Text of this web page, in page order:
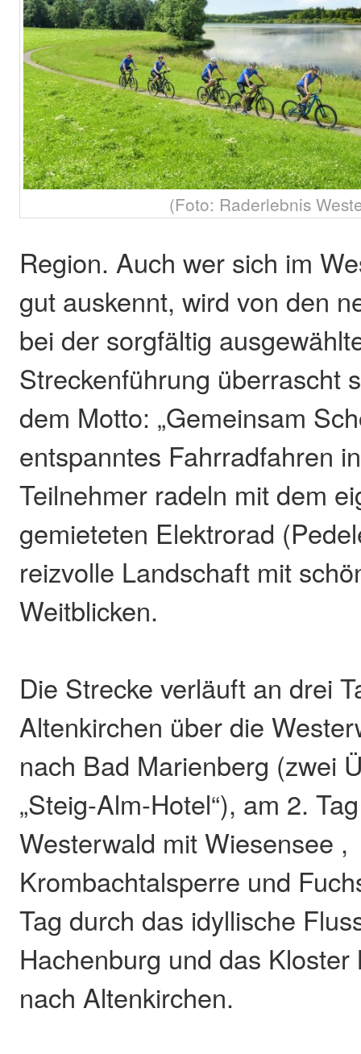
(Foto: Raderlebnis
Region. Auch wer sich im
gut auskennt, wird von den
bei der sorgfältig
Streckenführung überrascht
dem Motto: „Gemeinsam
entspanntes Fahrradfahren
Teilnehmer radeln mit dem
gemieteten Elektrorad
reizvolle Landschaft mit
Weitblicken.
Die Strecke verläuft an drei
Altenkirchen über die
nach Bad Marienberg (zwei
„Steig-Alm-Hotel“), am 2.
Westerwald mit Wiesensee ,
Krombachtalsperre und
Tag durch das idyllische
Hachenburg und das
nach Altenkirchen.